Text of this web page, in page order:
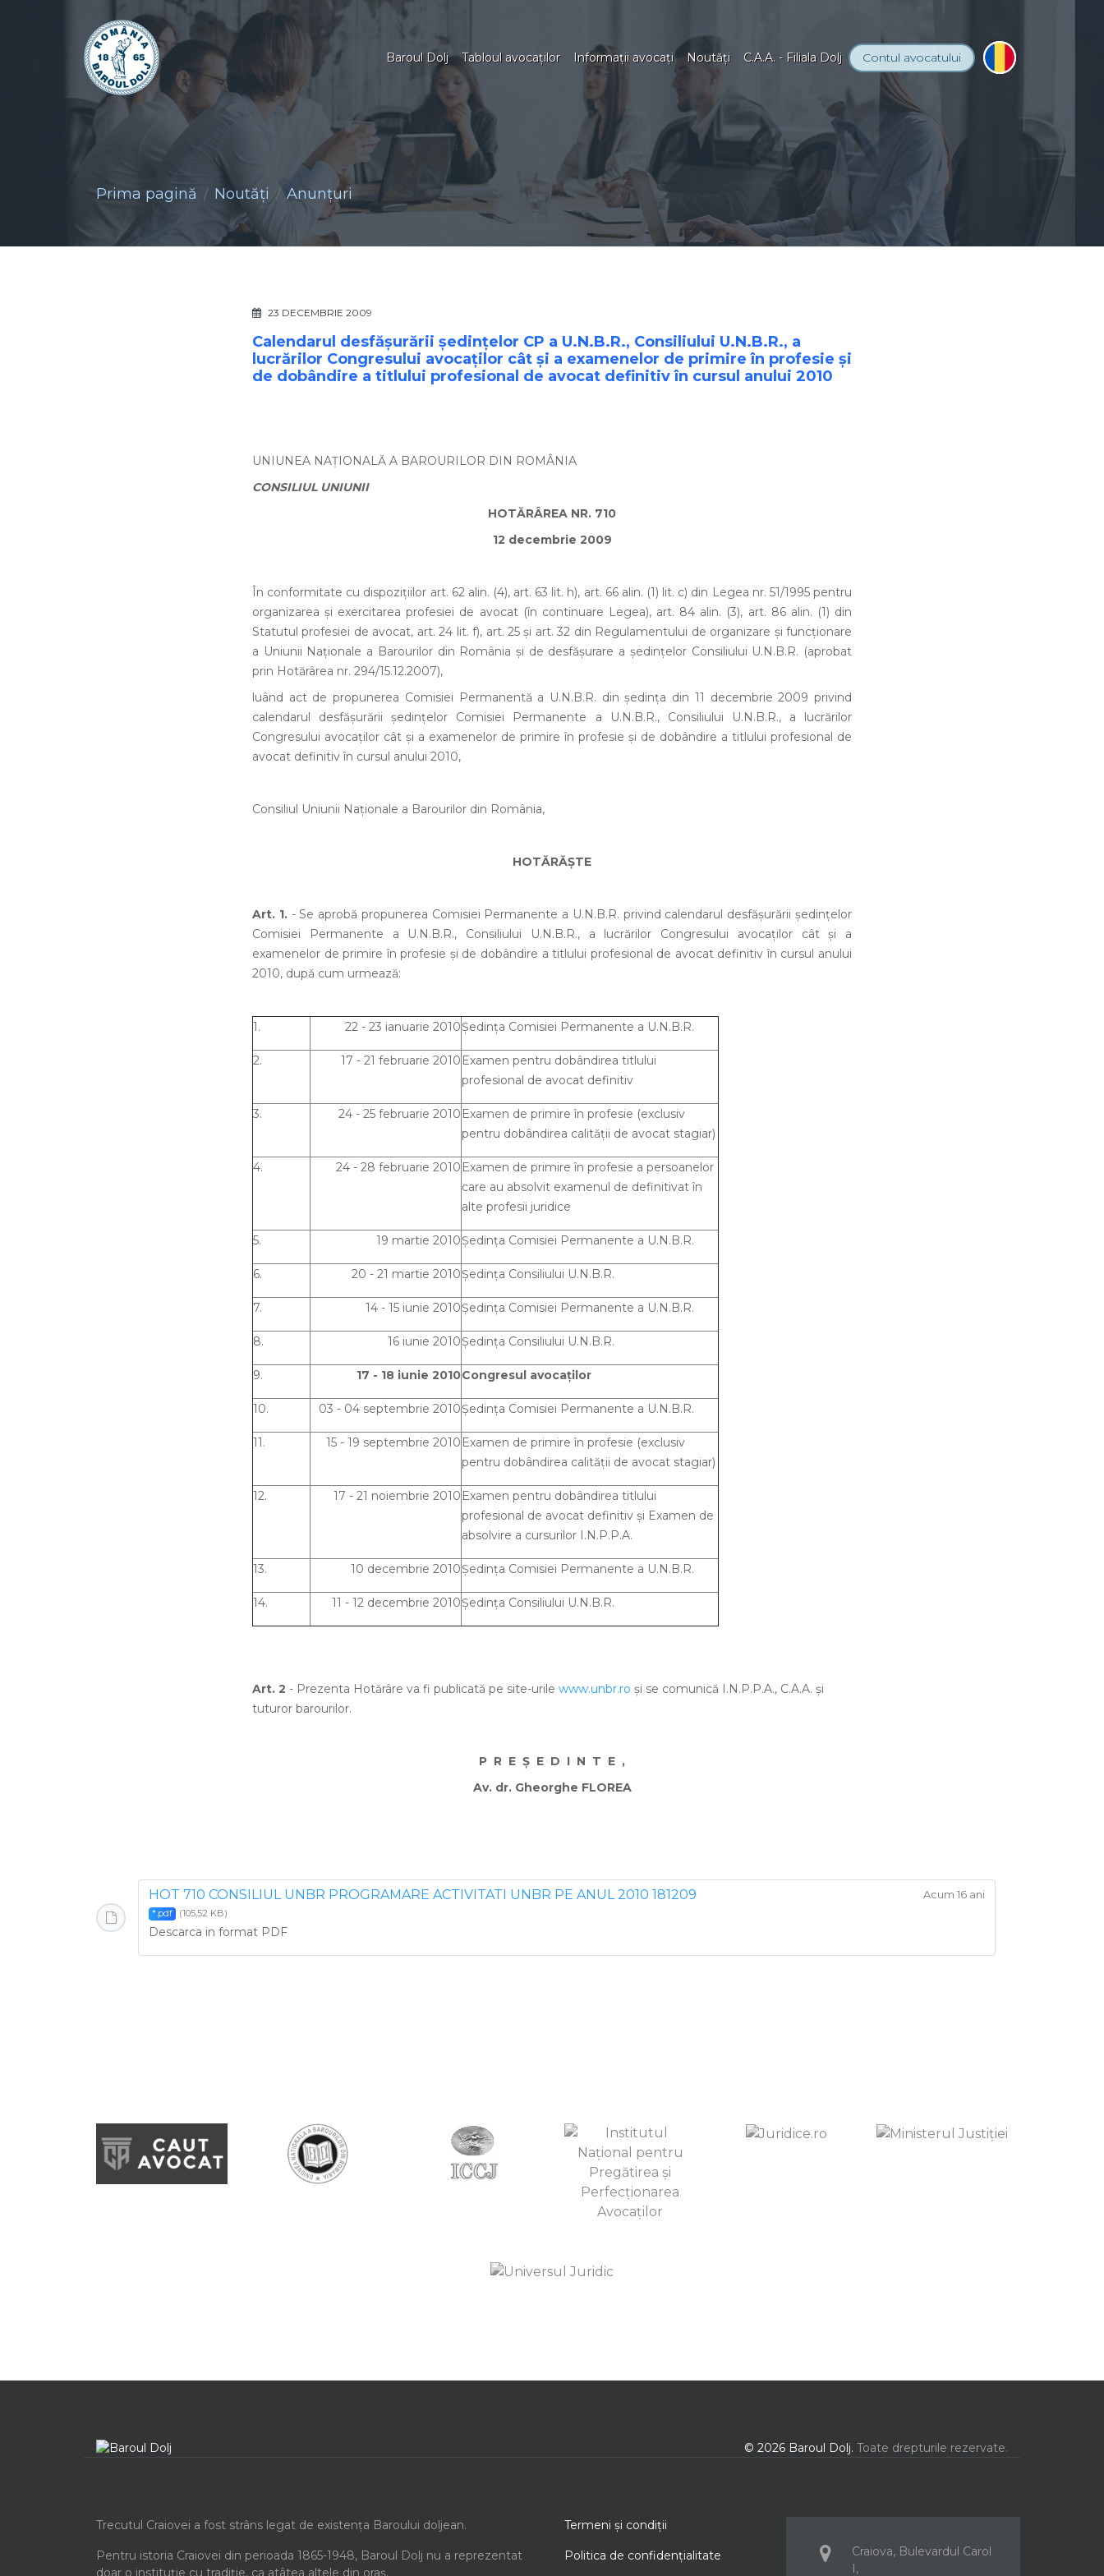
Baroul Dolj Tabloul avocaţilor Informaţii avocaţi Noutăţi C.A.A. - Filiala Dolj Contul avocatului
Prima pagină Noutăţi Anunţuri
23 DECEMBRIE 2009
Calendarul desfăşurării şedinţelor CP a U.N.B.R., Consiliului U.N.B.R., a
lucrărilor Congresului avocaţilor cât şi a examenelor de primire în profesie şi
de dobândire a titlului profesional de avocat definitiv în cursul anului 2010
UNIUNEA NAŢIONALĂ A BAROURILOR DIN ROMÂNIA
CONSILIUL UNIUNII
HOTĂRÂREA NR. 710
12 decembrie 2009
În conformitate cu dispoziţiilor art. 62 alin. (4), art. 63 lit. h), art. 66 alin. (1) lit. c) din Legea nr. 51/1995 pentru
organizarea şi exercitarea profesiei de avocat (în continuare Legea), art. 84 alin. (3), art. 86 alin. (1) din
Statutul profesiei de avocat, art. 24 lit. f), art. 25 şi art. 32 din Regulamentului de organizare şi funcţionare
a Uniunii Naţionale a Barourilor din România şi de desfăşurare a şedinţelor Consiliului U.N.B.R. (aprobat
prin Hotărârea nr. 294/15.12.2007),
luând act de propunerea Comisiei Permanentă a U.N.B.R. din şedinţa din 11 decembrie 2009 privind
calendarul desfăşurării şedinţelor Comisiei Permanente a U.N.B.R., Consiliului U.N.B.R., a lucrărilor
Congresului avocaţilor cât şi a examenelor de primire în profesie şi de dobândire a titlului profesional de
avocat definitiv în cursul anului 2010,
Consiliul Uniunii Naţionale a Barourilor din România,
HOTĂRĂŞTE
Art. 1. - Se aprobă propunerea Comisiei Permanente a U.N.B.R. privind calendarul desfăşurării şedinţelor
Comisiei Permanente a U.N.B.R., Consiliului U.N.B.R., a lucrărilor Congresului avocaţilor cât şi a
examenelor de primire în profesie şi de dobândire a titlului profesional de avocat definitiv în cursul anului
2010, după cum urmează:
1. 22 - 23 ianuarie 2010Şedinţa Comisiei Permanente a U.N.B.R.
2. 17 - 21 februarie 2010 Examen pentru dobândirea titlului
profesional de avocat definitiv
3. 24 - 25 februarie 2010 Examen de primire în profesie (exclusiv
pentru dobândirea calităţii de avocat stagiar)
4. 24 - 28 februarie 2010 Examen de primire în profesie a persoanelor
care au absolvit examenul de definitivat în
alte profesii juridice
5. 19 martie 2010Şedinţa Comisiei Permanente a U.N.B.R.
6. 20 - 21 martie 2010Şedinţa Consiliului U.N.B.R.
7. 14 - 15 iunie 2010Şedinţa Comisiei Permanente a U.N.B.R.
8. 16 iunie 2010Şedinţa Consiliului U.N.B.R.
9. 17 - 18 iunie 2010Congresul avocaţilor
10. 03 - 04 septembrie 2010Şedinţa Comisiei Permanente a U.N.B.R.
11. 15 - 19 septembrie 2010 Examen de primire în profesie (exclusiv
pentru dobândirea calităţii de avocat stagiar)
12. 17 - 21 noiembrie 2010 Examen pentru dobândirea titlului
profesional de avocat definitiv şi Examen de
absolvire a cursurilor I.N.P.P.A.
13. 10 decembrie 2010Şedinţa Comisiei Permanente a U.N.B.R.
14. 11 - 12 decembrie 2010Şedinţa Consiliului U.N.B.R.
Art. 2 - Prezenta Hotărâre va fi publicată pe site-urile www.unbr.ro şi se comunică I.N.P.P.A., C.A.A. şi
tuturor barourilor.
P R E Ş E D I N T E ,
Av. dr. Gheorghe FLOREA
HOT 710 CONSILIUL UNBR PROGRAMARE ACTIVITATI UNBR PE ANUL 2010 181209 Acum 16 ani
*.pdf (105,52 KB)
Descarca in format PDF
© 2026 Baroul Dolj. Toate drepturile rezervate.
Trecutul Craiovei a fost strâns legat de existența Baroului doljean.
Pentru istoria Craiovei din perioada 1865-1948, Baroul Dolj nu a reprezentat
doar o instituție cu tradiție, ca atâtea altele din oraș.
Termeni şi condiţii
Politica de confidenţialitate
Craiova, Bulevardul Carol
I,